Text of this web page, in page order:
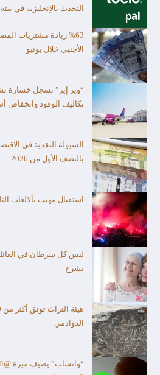
التحدث بالإنجليزية في
%63 زيادة مشتريات
الأجنبي خلال يونيو
“ويز إير” تسجل خسارة
تكاليف الوقود وانخفاض
بالنصف الأول من 2026
استقبال مهيب بألالعاب
ليس كل سرطان في
يشرح
الدوادمي